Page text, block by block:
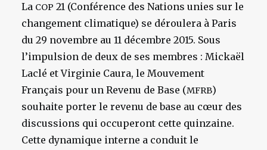
La COP 21 (Conférence des Nations unies sur le
changement climatique) se déroulera à Paris
du 29 novembre au 11 décembre 2015. Sous
l’impulsion de deux de ses membres : Mickaël
Laclé et Virginie Caura, le Mouvement
Français pour un Revenu de Base (MFRB)
souhaite porter le revenu de base au cœur des
discussions qui occuperont cette quinzaine.
Cette dynamique interne a conduit le